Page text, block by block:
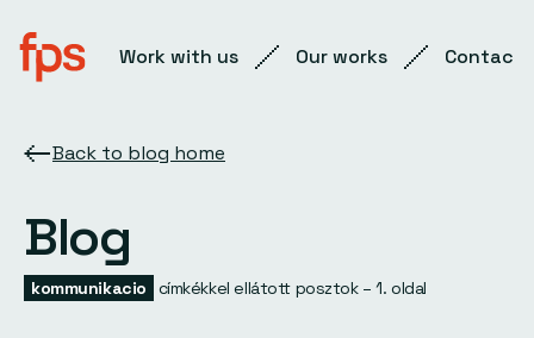
Work with us Our works Contact
Back to blog home
Blog
kommunikacio címkékkel ellátott posztok – 1. oldal